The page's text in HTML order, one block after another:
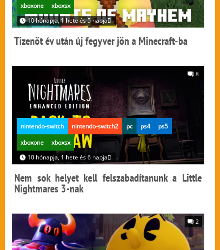
xboxone
xboxsx
10 hónapja, 1 hete és 5 napja
Tizenöt év után új fegyver jön a Minecraft-ba
8
nintendo-switch nintendo-switch2 pc ps4
ps5
xboxone
xboxsx
10 hónapja, 1 hete és 6 napja
Nem sok helyet kell felszabadítanunk a Little
Nightmares 3-nak
2